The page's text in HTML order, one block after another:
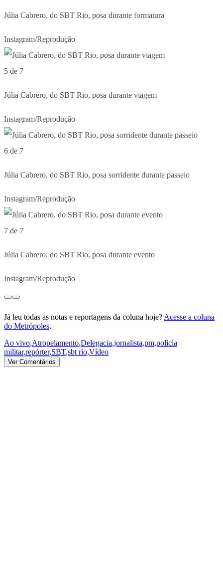
Júlia Cabrero, do SBT Rio, posa durante formatura
Instagram/Reprodução
5 de 7
Júlia Cabrero, do SBT Rio, posa durante viagem
Instagram/Reprodução
6 de 7
Júlia Cabrero, do SBT Rio, posa sorridente durante passeio
Instagram/Reprodução
7 de 7
Júlia Cabrero, do SBT Rio, posa durante evento
Instagram/Reprodução
Já leu todas as notas e reportagens da coluna hoje? Acesse a coluna
do Metrópoles.
Ao vivo,Atropelamento,Delegacia,jornalista,pm,polícia
militar,repórter,SBT,sbt rio,Vídeo
Ver Comentários